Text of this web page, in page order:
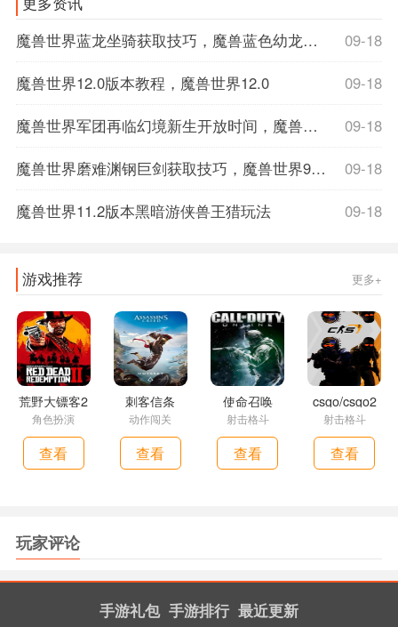
09-18
魔兽世界蓝龙坐骑获取技巧，魔兽蓝色幼龙坐骑
09-18
魔兽世界12.0版本教程，魔兽世界12.0
09-18
魔兽世界军团再临幻境新生开放时间，魔兽世界军团再临数据库
09-18
魔兽世界磨难渊钢巨剑获取技巧，魔兽世界9.1磨难词缀
09-18
魔兽世界11.2版本黑暗游侠兽王猎玩法
游戏推荐 更多+
荒野大镖客2
角色扮演
查看
刺客信条
动作闯关
查看
使命召唤
射击格斗
查看
csgo/csgo2
射击格斗
查看
玩家评论
手游礼包 手游排行 最近更新